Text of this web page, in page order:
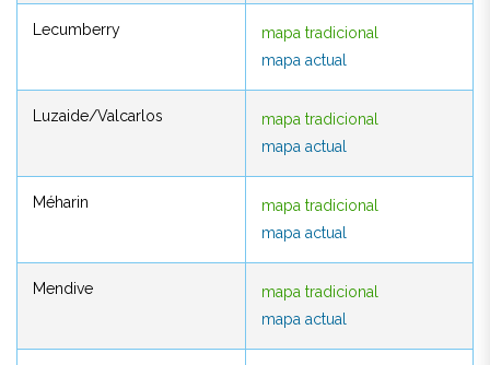
Lecumberry
mapa tradicional
mapa actual
Luzaide/Valcarlos
mapa tradicional
mapa actual
Méharin
mapa tradicional
mapa actual
Mendive
mapa tradicional
mapa actual
mapa actual
mapa actual
mapa actual
mapa actual